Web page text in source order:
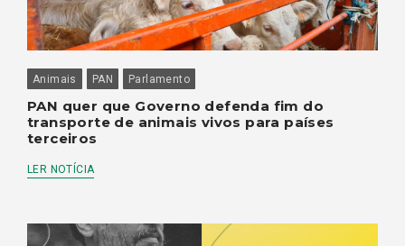
Animais PAN Parlamento
PAN quer que Governo defenda fim do
transporte de animais vivos para países
terceiros
LER NOTÍCIA